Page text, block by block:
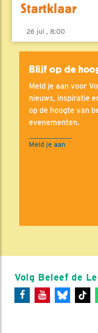
Startklaar
26 jul , 8:00
Blijf op de
Meld je aan voor
nieuws, inspiratie
op de hoogte van
evenementen.
Meld je aan
Volg Beleef de